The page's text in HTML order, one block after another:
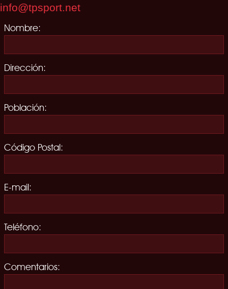
info@tpsport.net
Nombre:
Dirección:
Población:
Código Postal:
E-mail:
Teléfono:
Comentarios: